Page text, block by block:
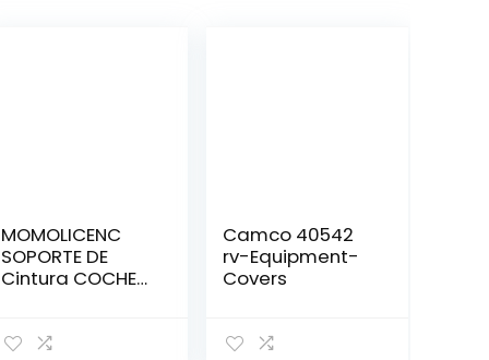
MOMOLICENC
SOPORTE DE
Cintura COCHE
Camco 40542
rv-Equipment-
Covers